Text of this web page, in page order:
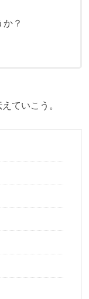
？
ていこう。